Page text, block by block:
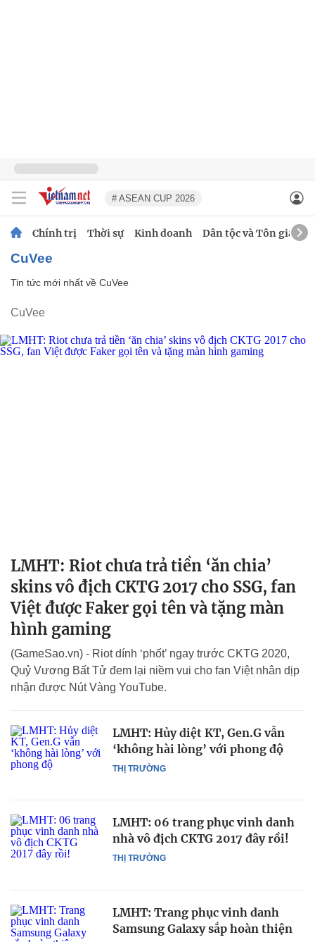
# ASEAN CUP 2026
Chính trị Thời sự Kinh doanh Dân tộc và Tôn giáo
CuVee
Tin tức mới nhất về CuVee
CuVee
LMHT: Riot chưa trả tiền ‘ăn chia’
skins vô địch CKTG 2017 cho SSG, fan
Việt được Faker gọi tên và tặng màn
hình gaming
(GameSao.vn) - Riot dính ‘phốt’ ngay trước CKTG 2020,
Quỷ Vương Bất Tử đem lại niềm vui cho fan Việt nhân dịp
nhận được Nút Vàng YouTube.
THỊ TRƯỜNG
LMHT: Hủy diệt KT, Gen.G vẫn
‘không hài lòng’ với phong độ
THỊ TRƯỜNG
LMHT: 06 trang phục vinh danh
nhà vô địch CKTG 2017 đây rồi!
LMHT: Trang phục vinh danh
Samsung Galaxy sắp hoàn thiện